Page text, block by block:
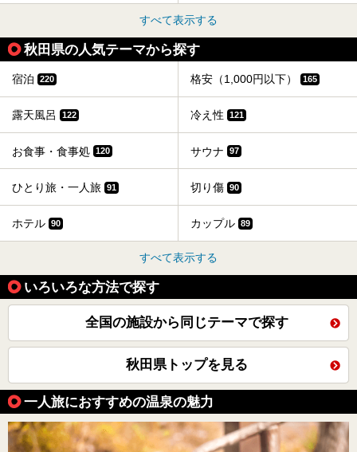
すべて表示する
秋田県の人気テーマから探す
宿泊 220 格安（1,000円以下） 165
露天風呂 122 冷え性 121
お食事・食事処 120 サウナ 97
ひとり旅・一人旅 91 切り傷 90
ホテル 90 カップル 89
すべて表示する
いろいろな方法で探す
全国の施設から同じテーマで探す
秋田県トップを見る
一人旅におすすめの温泉の魅力